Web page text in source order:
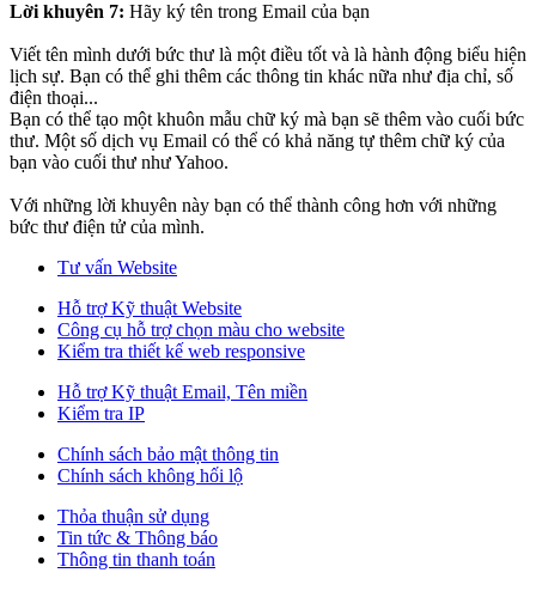
Lời khuyên 7: Hãy ký tên trong Email của bạn
Viết tên mình dưới bức thư là một điều tốt và là hành động biểu hiện
lịch sự. Bạn có thể ghi thêm các thông tin khác nữa như địa chỉ, số
điện thoại...
Bạn có thể tạo một khuôn mẫu chữ ký mà bạn sẽ thêm vào cuối bức
thư. Một số dịch vụ Email có thể có khả năng tự thêm chữ ký của
bạn vào cuối thư như Yahoo.
Với những lời khuyên này bạn có thể thành công hơn với những
bức thư điện tử của mình.
Tư vấn Website
Hỗ trợ Kỹ thuật Website
Công cụ hỗ trợ chọn màu cho website
Kiểm tra thiết kế web responsive
Hỗ trợ Kỹ thuật Email, Tên miền
Kiểm tra IP
Chính sách bảo mật thông tin
Chính sách không hối lộ
Thỏa thuận sử dụng
Tin tức & Thông báo
Thông tin thanh toán